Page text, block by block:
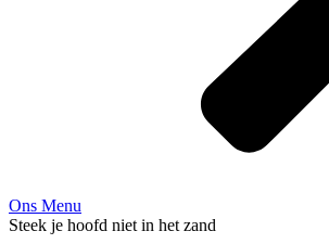
Ons Menu
Steek je hoofd niet in het zand